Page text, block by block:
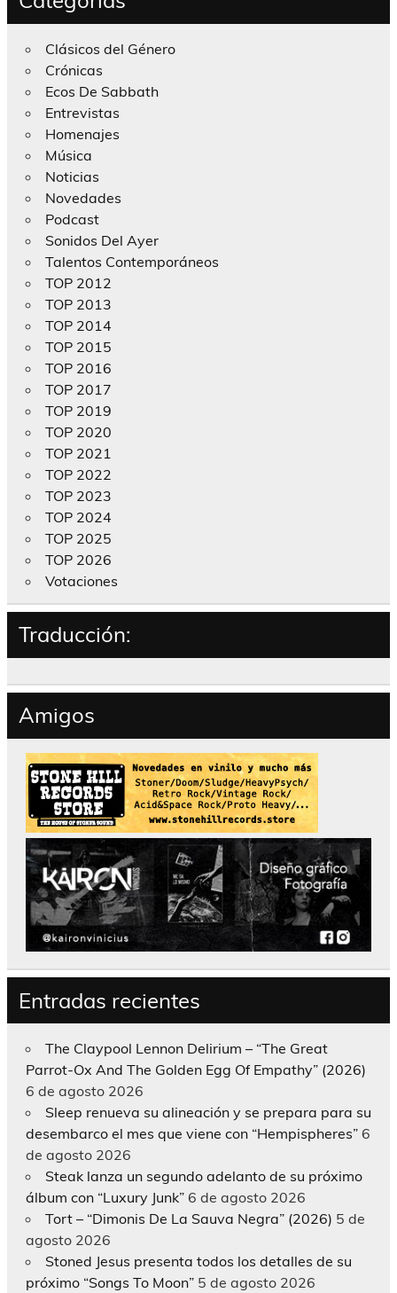
Clásicos del Género
Crónicas
Ecos De Sabbath
Entrevistas
Homenajes
Música
Noticias
Novedades
Podcast
Sonidos Del Ayer
Talentos Contemporáneos
TOP 2012
TOP 2013
TOP 2014
TOP 2015
TOP 2016
TOP 2017
TOP 2019
TOP 2020
TOP 2021
TOP 2022
TOP 2023
TOP 2024
TOP 2025
TOP 2026
Votaciones
Traducción:
Amigos
Entradas recientes
The Claypool Lennon Delirium – “The Great
Parrot-Ox And The Golden Egg Of Empathy” (2026)
6 de agosto 2026
Sleep renueva su alineación y se prepara para su
desembarco el mes que viene con “Hempispheres” 6
de agosto 2026
Steak lanza un segundo adelanto de su próximo
álbum con “Luxury Junk” 6 de agosto 2026
Tort – “Dimonis De La Sauva Negra” (2026) 5 de
agosto 2026
Stoned Jesus presenta todos los detalles de su
próximo “Songs To Moon” 5 de agosto 2026